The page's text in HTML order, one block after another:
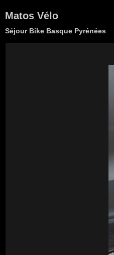
Matos Vélo
Séjour Bike Basque Pyrénées